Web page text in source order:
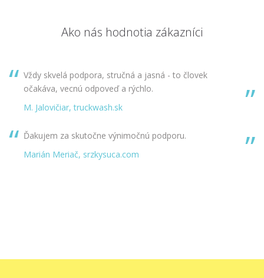
Ako nás hodnotia zákazníci
Vždy skvelá podpora, stručná a jasná - to človek
očakáva, vecnú odpoveď a rýchlo.
M. Jalovičiar, truckwash.sk
Ďakujem za skutočne výnimočnú podporu.
Marián Meriač, srzkysuca.com